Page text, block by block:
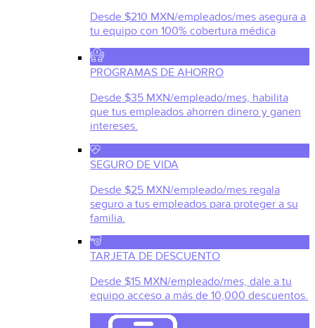
Desde $210 MXN/empleados/mes asegura a
tu equipo con 100% cobertura médica
PROGRAMAS DE AHORRO
Desde $35 MXN/empleado/mes, habilita
que tus empleados ahorren dinero y ganen
intereses.
SEGURO DE VIDA
Desde $25 MXN/empleado/mes regala
seguro a tus empleados para proteger a su
familia.
TARJETA DE DESCUENTO
Desde $15 MXN/empleado/mes, dale a tu
equipo acceso a más de 10,000 descuentos.